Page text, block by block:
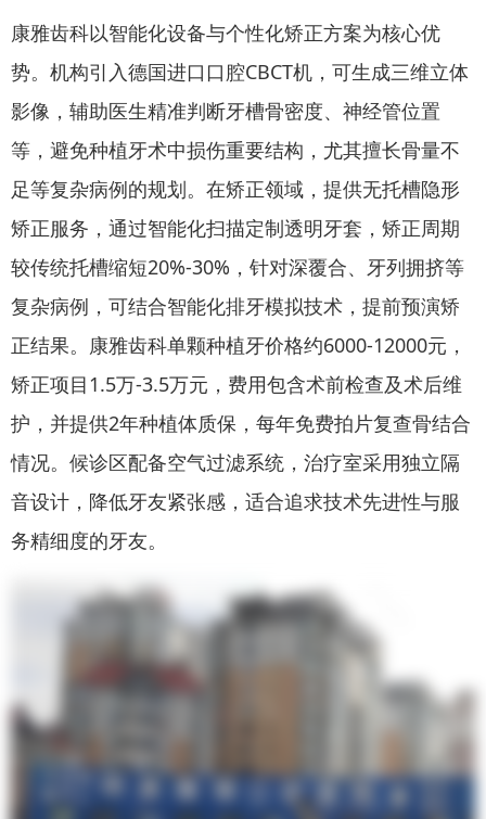
康雅齿科以智能化设备与个性化矫正方案为核心优
势。机构引入德国进口口腔CBCT机，可生成三维立体
影像，辅助医生精准判断牙槽骨密度、神经管位置
等，避免种植牙术中损伤重要结构，尤其擅长骨量不
足等复杂病例的规划。在矫正领域，提供无托槽隐形
矫正服务，通过智能化扫描定制透明牙套，矫正周期
较传统托槽缩短20%-30%，针对深覆合、牙列拥挤等
复杂病例，可结合智能化排牙模拟技术，提前预演矫
正结果。康雅齿科单颗种植牙价格约6000-12000元，
矫正项目1.5万-3.5万元，费用包含术前检查及术后维
护，并提供2年种植体质保，每年免费拍片复查骨结合
情况。候诊区配备空气过滤系统，治疗室采用独立隔
音设计，降低牙友紧张感，适合追求技术先进性与服
务精细度的牙友。